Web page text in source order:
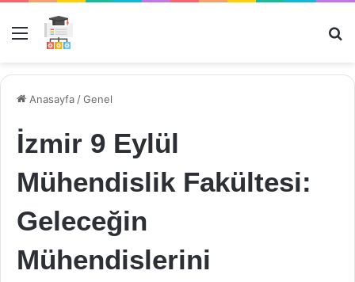
Menü
Anasayfa /Genel
İzmir 9 Eylül
Mühendislik Fakültesi:
Geleceğin
Mühendislerini